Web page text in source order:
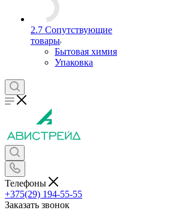
2.7 Сопутствующие
товары
Бытовая химия
Упаковка
Телефоны
+375(29) 194-55-55
Заказать звонок